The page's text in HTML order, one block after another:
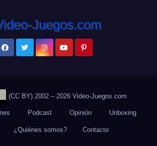
(CC BY) 2002 – 2026 Video-Juegos.com
Podcast Opinión Unboxing
¿Quiénes somos? Contacto